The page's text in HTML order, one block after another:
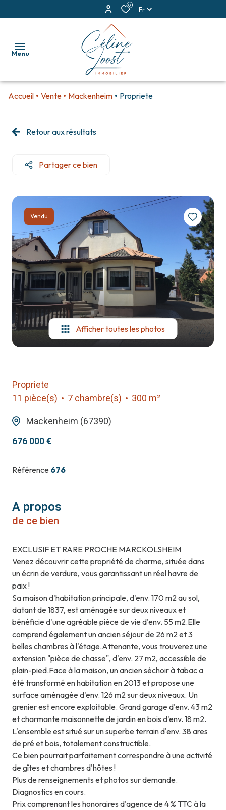
0 Fr
Menu
estimation
mail
notre
agence
contact
Accueil Vente Mackenheim Propriete
Retour aux résultats
Partager ce bien
Vendu
Afficher toutes les photos
Propriete
11 pièce(s)
7 chambre(s) 300 m²
Mackenheim (67390)
676 000 €
Référence 676
A propos
de ce bien
EXCLUSIF ET RARE PROCHE MARCKOLSHEIM
Venez découvrir cette propriété de charme, située dans
un écrin de verdure, vous garantissant un réel havre de
paix !
Sa maison d'habitation principale, d'env. 170 m2 au sol,
datant de 1837, est aménagée sur deux niveaux et
bénéficie d'une agréable pièce de vie d'env. 55 m2.Elle
comprend également un ancien séjour de 26 m2 et 3
belles chambres à l'étage.Attenante, vous trouverez une
extension "pièce de chasse", d'env. 27 m2, accessible de
plain-pied.Face à la maison, un ancien séchoir à tabac a
été transformé en habitation en 2013 et propose une
surface aménagée d'env. 126 m2 sur deux niveaux. Un
grenier est encore exploitable. Grand garage d'env. 43 m2
et charmante maisonnette de jardin en bois d'env. 18 m2.
L'ensemble est situé sur un superbe terrain d'env. 38 ares
de pré et bois, totalement constructible.
Ce bien pourrait parfaitement correspondre à une activité
de gîtes et chambres d'hôtes !
Plus de renseignements et photos sur demande.
Diagnostics en cours.
Prix comprenant les honoraires d'agence de 4 % TTC à la